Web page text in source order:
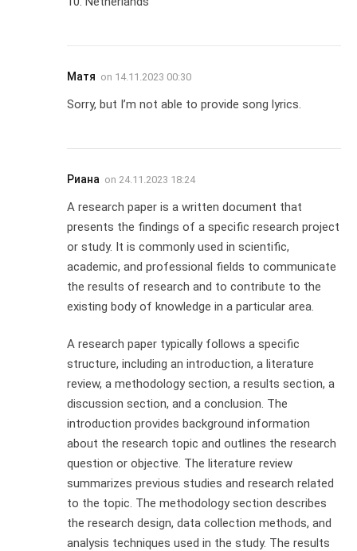
Матя on 14.11.2023 00:30
Sorry, but I’m not able to provide song lyrics.
Риана on 24.11.2023 18:24
A research paper is a written document that
presents the findings of a specific research project
or study. It is commonly used in scientific,
academic, and professional fields to communicate
the results of research and to contribute to the
existing body of knowledge in a particular area.
A research paper typically follows a specific
structure, including an introduction, a literature
review, a methodology section, a results section, a
discussion section, and a conclusion. The
introduction provides background information
about the research topic and outlines the research
question or objective. The literature review
summarizes previous studies and research related
to the topic. The methodology section describes
the research design, data collection methods, and
analysis techniques used in the study. The results